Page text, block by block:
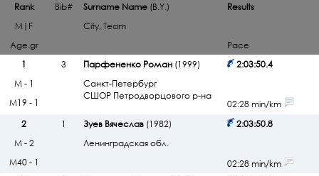
Rank Bib# Surname Name(B.Y.)
City, Team
Results
M|F
Age.gr
Pace
1
3 Парфененко Роман(1999)
Санкт-Петербург
СШОР Петродворцового р-на
2:03:50.4
М - 1
М19 - 1
02:28 min/km
2
1 Зуев Вячеслав(1982)
Ленинградская обл.
2:03:50.8
М - 2
М40 - 1
02:28 min/km